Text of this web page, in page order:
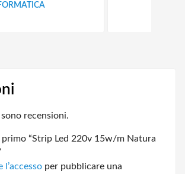
recensioni.
primo “Strip Led 220v 15w/m Natura
l’accesso per pubblicare una